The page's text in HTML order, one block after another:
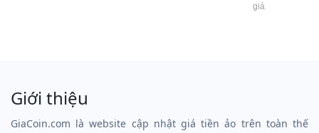
giá
Giới thiệu
GiaCoin.com là website cập nhật giá tiền ảo trên toàn thế